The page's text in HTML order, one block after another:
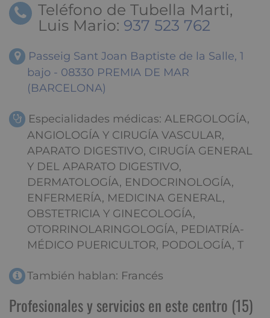
Teléfono de Tubella Marti,
Luis Mario: 937 523 762
Passeig Sant Joan Baptiste de la Salle, 1
bajo - 08330 PREMIA DE MAR
(BARCELONA)
Especialidades médicas: ALERGOLOGÍA,
ANGIOLOGÍA Y CIRUGÍA VASCULAR,
APARATO DIGESTIVO, CIRUGÍA GENERAL
Y DEL APARATO DIGESTIVO,
DERMATOLOGÍA, ENDOCRINOLOGÍA,
ENFERMERÍA, MEDICINA GENERAL,
OBSTETRICIA Y GINECOLOGÍA,
OTORRINOLARINGOLOGÍA, PEDIATRÍA-
MÉDICO PUERICULTOR, PODOLOGÍA, T
También hablan: Francés
Profesionales y servicios en este centro (15)